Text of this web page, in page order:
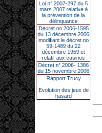
Loi n° 2007-297 du 5
mars 2007 relative à
la prévention de la
délinquance
Décret no 2006-1595
du 13 décembre 2006
modifiant le décret no
59-1489 du 22
décembre 1959 et
relatif aux casinos
Décret n° 2006- 1386
du 15 novembre 2006
Rapport Trucy
Evolution des jeux de
hasard